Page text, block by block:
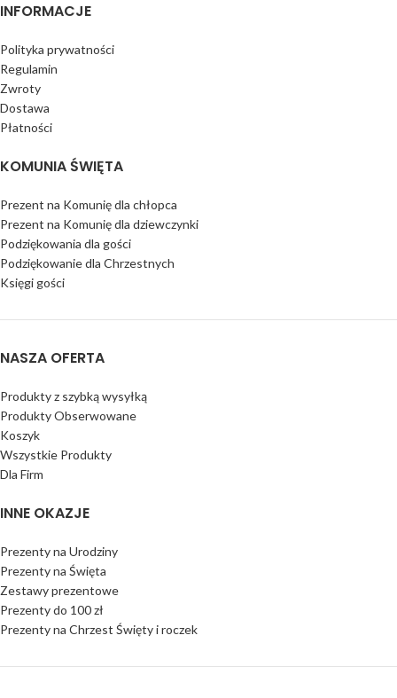
INFORMACJE
Polityka prywatności
Regulamin
Zwroty
Dostawa
Płatności
KOMUNIA ŚWIĘTA
Prezent na Komunię dla chłopca
Prezent na Komunię dla dziewczynki
Podziękowania dla gości
Podziękowanie dla Chrzestnych
Księgi gości
NASZA OFERTA
Produkty z szybką wysyłką
Produkty Obserwowane
Koszyk
Wszystkie Produkty
Dla Firm
INNE OKAZJE
Prezenty na Urodziny
Prezenty na Święta
Zestawy prezentowe
Prezenty do 100 zł
Prezenty na Chrzest Święty i roczek